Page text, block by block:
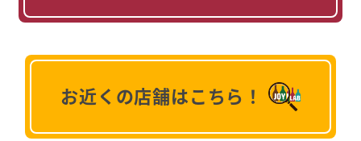
お近くの店舗はこちら！